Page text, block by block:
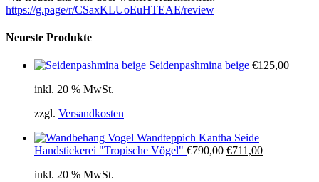
https://g.page/r/CSaxKLUoEuHTEAE/review
Neueste Produkte
Seidenpashmina beige €125,00
inkl. 20 % MwSt.
zzgl. Versandkosten
Wandteppich Kantha Seide
Handstickerei "Tropische Vögel" €790,00 Ursprünglicher
€711,00Aktueller
inkl. 20 % MwSt.